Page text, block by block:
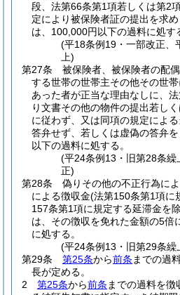
段、法第66条第1項若しくは第2
定により被保険者証の提出を求
は、100,000円以下の過料に処す
(平18条例19・一部改正、
上)
第27条
被保険者、被保険者の配
する世帯の世帯主その他その世
あった者が正当な理由なしに、
り文書その他の物件の提出若し
に従わず、又は同項の規定によ
答弁せず、若しくは虚偽の答弁
以下の過料に処する。
(平24条例13・旧第28条
正)
第28条
偽りその他の不正行為に
による徴収金(法第150条第1項に
157条第1項に規定する延滞金を
は、その徴収を免れた金額の5倍
に処する。
(平24条例13・旧第29条繰
第29条
第25条から前条 までの過
長が定める。
2
第25条から前条 までの過料を